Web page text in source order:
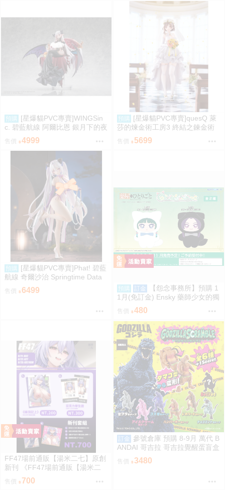
預購
[星爆貓PVC專賣]WINGSin
c. 碧藍航線 阿爾比恩 銀月下的夜
之眷屬 1/7 預計2028/01到貨
4999
預購
[星爆貓PVC專賣]quesQ 萊
莎的煉金術工房3 終結之鍊金術
士與秘密鑰匙 萊莎琳・斯托特 婚
紗Ver. 1/7 預計2027/07到貨
5699
預購
[星爆貓PVC專賣]Phat! 碧藍
航線 奇爾沙治 Springtime Data
預計2027/11到貨
售價 6499 預購 訂金
【怨念事務所】預購 1
1月(免訂金) Ensky 藥師少女的獨
語 Q版動物裝珠鍊布偶吊飾 娃娃
2款分售 0816
售價 480
FF47場前通販【湯米二七】原創
新刊 《FF47場前通販【湯米二
七】原創新刊 《綠鼎記上（下
略）》 壓克力磁吸滑軌學生證 感
700
訂金 參號倉庫 預購 8-9月 萬代 B
ANDAI 哥吉拉 哥吉拉覺醒蛋盲盒
中盒12入 812超取免訂
3480